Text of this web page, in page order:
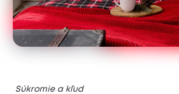
Súkromie a kľud